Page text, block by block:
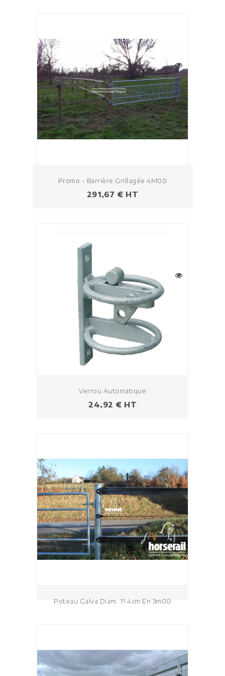
Promo - Barrière Grillagée 4M00
Prix
291,67 € HT
Verrou Automatique
Prix
24,92 € HT
Poteau Galva Diam. 11.4cm En 3m00